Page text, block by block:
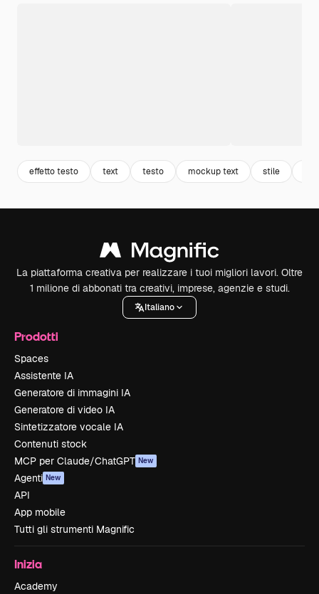
effetto testo text testo mockup text stile
La piattaforma creativa per realizzare i tuoi migliori lavori. Oltre
1 milione di abbonati tra creativi, imprese, agenzie e studi.
Italiano
Prodotti
Spaces
Assistente IA
Generatore di immagini IA
Generatore di video IA
Sintetizzatore vocale IA
Contenuti stock
MCP per Claude/ChatGPT New
Agenti New
API
App mobile
Tutti gli strumenti Magnific
Inizia
Academy